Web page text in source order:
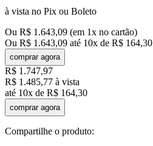
à vista no Pix ou Boleto
Ou R$ 1 .643,09 (em 1x no cartão)
Ou R$ 1 .643,09 até 10x de R$ 164,30
comprar agora
R$ 1.747,97
R$ 1.485,77 à vista
até 10x de R$ 164,30
comprar agora
Compartilhe o produto: